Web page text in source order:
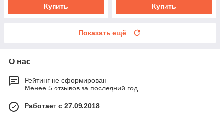
Купить Купить
Показать ещё
О нас
Рейтинг не сформирован
Менее 5 отзывов за последний год
Работает с 27.09.2018